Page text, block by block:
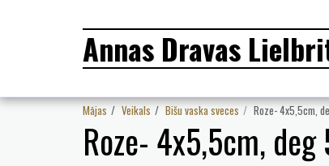
Annas Dravas
Mājas Veikals Bišu vaska sveces Roze- 4x5,5cm,
Roze- 4x5,5cm, deg